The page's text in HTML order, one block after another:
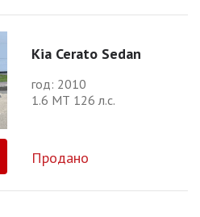
Kia Cerato Sedan
год: 2010
1.6 МТ 126 л.с.
Продано